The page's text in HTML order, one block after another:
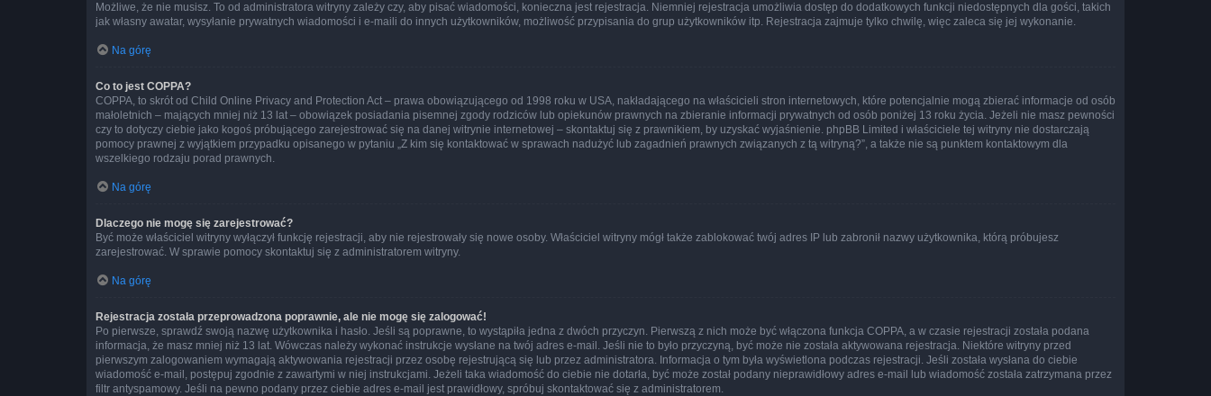
Możliwe, że nie musisz. To od administratora witryny zależy czy, aby pisać wiadomości, konieczna jest rejestracja. Niemniej rejestracja umożliwia dostęp do dodatkowych funkcji niedostępnych dla gości, takich
jak własny awatar, wysyłanie prywatnych wiadomości i e-maili do innych użytkowników, możliwość przypisania do grup użytkowników itp. Rejestracja zajmuje tylko chwilę, więc zaleca się jej wykonanie.
Na górę
Co to jest COPPA?
COPPA, to skrót od Child Online Privacy and Protection Act – prawa obowiązującego od 1998 roku w USA, nakładającego na właścicieli stron internetowych, które potencjalnie mogą zbierać informacje od osób
małoletnich – mających mniej niż 13 lat – obowiązek posiadania pisemnej zgody rodziców lub opiekunów prawnych na zbieranie informacji prywatnych od osób poniżej 13 roku życia. Jeżeli nie masz pewności
czy to dotyczy ciebie jako kogoś próbującego zarejestrować się na danej witrynie internetowej – skontaktuj się z prawnikiem, by uzyskać wyjaśnienie. phpBB Limited i właściciele tej witryny nie dostarczają
pomocy prawnej z wyjątkiem przypadku opisanego w pytaniu „Z kim się kontaktować w sprawach nadużyć lub zagadnień prawnych związanych z tą witryną?”, a także nie są punktem kontaktowym dla
wszelkiego rodzaju porad prawnych.
Na górę
Dlaczego nie mogę się zarejestrować?
Być może właściciel witryny wyłączył funkcję rejestracji, aby nie rejestrowały się nowe osoby. Właściciel witryny mógł także zablokować twój adres IP lub zabronił nazwy użytkownika, którą próbujesz
zarejestrować. W sprawie pomocy skontaktuj się z administratorem witryny.
Na górę
Rejestracja została przeprowadzona poprawnie, ale nie mogę się zalogować!
Po pierwsze, sprawdź swoją nazwę użytkownika i hasło. Jeśli są poprawne, to wystąpiła jedna z dwóch przyczyn. Pierwszą z nich może być włączona funkcja COPPA, a w czasie rejestracji została podana
informacja, że masz mniej niż 13 lat. Wówczas należy wykonać instrukcje wysłane na twój adres e-mail. Jeśli nie to było przyczyną, być może nie została aktywowana rejestracja. Niektóre witryny przed
pierwszym zalogowaniem wymagają aktywowania rejestracji przez osobę rejestrującą się lub przez administratora. Informacja o tym była wyświetlona podczas rejestracji. Jeśli została wysłana do ciebie
wiadomość e-mail, postępuj zgodnie z zawartymi w niej instrukcjami. Jeżeli taka wiadomość do ciebie nie dotarła, być może został podany nieprawidłowy adres e-mail lub wiadomość została zatrzymana przez
filtr antyspamowy. Jeśli na pewno podany przez ciebie adres e-mail jest prawidłowy, spróbuj skontaktować się z administratorem.